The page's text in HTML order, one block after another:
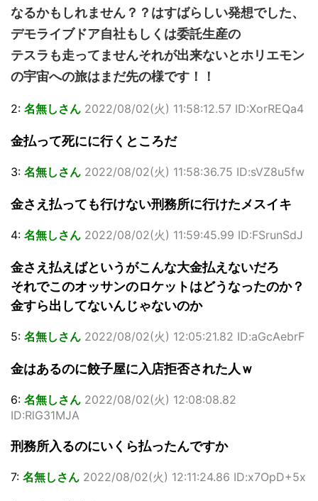
なるかもしれません？？はすばらしい発想でした、
デモライブドア自社もしくは委託生産の
テスラも走ってませんそれが出来ないとホリエモン
の宇宙への旅はまだ先の様です！！
2: 名無しさん 2022/08/02(火) 11:58:12.57 ID:XorREQa4
金払って死にに行くところだ
3: 名無しさん 2022/08/02(火) 11:58:36.75 ID:sVZ8u5fw
金さえ払っても行けない刑務所に行けたメスイキ
4: 名無しさん 2022/08/02(火) 11:59:45.99 ID:FSrunSdJ
金さえ払えばというがこんな大金払えないだろ
それでこのオッサンのロケットはどうなったのか？
金すら出してないんじゃないのか
5: 名無しさん 2022/08/02(火) 12:05:21.82 ID:aGcAebrF
金はあるのに餃子屋に入店拒否された人ｗ
6: 名無しさん 2022/08/02(火) 12:08:08.82
ID:RlG31MJA
刑務所入るのにいくら払ったんですか
7: 名無しさん 2022/08/02(火) 12:11:24.86 ID:x7OpD+5x